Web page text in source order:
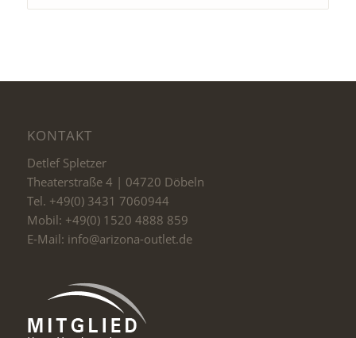
KONTAKT
Detlef Spletzer
Theaterstraße 4 | 04720 Döbeln
Tel. +49(0) 3431 7060944
Mobil: +49(0) 1520 4888 859
E-Mail: info@arizona-outlet.de